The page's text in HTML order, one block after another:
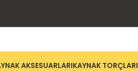
AKSESUARLARIKAYNAK TORÇLARI